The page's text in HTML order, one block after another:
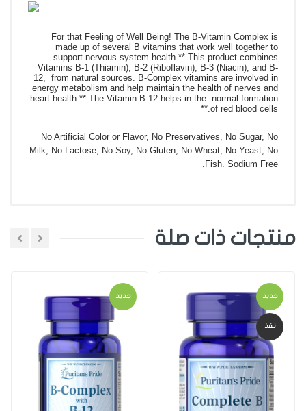
For that Feeling of Well Being! The B-Vitamin Complex is
made up of several B vitamins that work well together to
support nervous system health.** This product combines
Vitamins B-1 (Thiamin), B-2 (Riboflavin), B-3 (Niacin), and B-
12, from natural sources. B-Complex vitamins are involved in
energy metabolism and help maintain the health of nerves and
heart health.** The Vitamin B-12 helps in the normal formation
of red blood cells.**
No Artificial Color or Flavor, No Preservatives, No Sugar, No
Milk, No Lactose, No Soy, No Gluten, No Wheat, No Yeast, No
Fish. Sodium Free.
اختر تقييم
اضافة تعليق
منتجات ذات صلة
جديد
نفذ
جديد